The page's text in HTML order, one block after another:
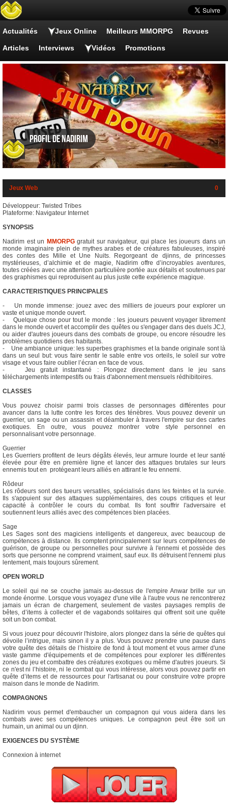
Actualités Jeux Online Meilleurs MMORPG Revues
Articles Interviews Vidéos Promotions
Profil de Nadirim
Jeux Web 0
Développeur: Twisted Tribes
Plateforme: Navigateur Internet
SYNOPSIS
Nadirim est un MMORPGgratuit sur navigateur, qui place les joueurs dans un
monde imaginaire plein de mythes arabes et de créatures fabuleuses, inspiré
des contes des Mille et Une Nuits. Regorgeant de djinns, de princesses
mystérieuses, d’alchimie et de magie, Nadirim offre d’incroyables aventures,
toutes créées avec une attention particulière portée aux détails et soutenues par
des graphismes qui reproduisent au plus juste cette expérience magique.
CARACTERISTIQUES PRINCIPALES
- Un monde immense: jouez avec des milliers de joueurs pour explorer un
vaste et unique monde ouvert.
- Quelque chose pour tout le monde : les joueurs peuvent voyager librement
dans le monde ouvert et accomplir des quêtes ou s'engager dans des duels JCJ,
ou aider d'autres joueurs dans des combats de groupe, ou encore résoudre les
problèmes quotidiens des habitants.
- Une ambiance unique: les superbes graphismes et la bande originale sont là
dans un seul but: vous faire sentir le sable entre vos orteils, le soleil sur votre
visage et vous faire oublier l’écran en face de vous.
- Jeu gratuit instantané : Plongez directement dans le jeu sans
téléchargements intempestifs ou frais d'abonnement mensuels rédhibitoires.
CLASSES
Vous pouvez choisir parmi trois classes de personnages différentes pour
avancer dans la lutte contre les forces des ténèbres. Vous pouvez devenir un
guerrier, un sage ou un assassin et déambuler à travers l'empire sur des cartes
exotiques. En outre, vous pouvez montrer votre style personnel en
personnalisant votre personnage.
Guerrier
Les Guerriers profitent de leurs dégâts élevés, leur armure lourde et leur santé
élevée pour être en première ligne et lancer des attaques brutales sur leurs
ennemis tout en protégeant leurs alliés en attirant le feu ennemi.
Rôdeur
Les rôdeurs sont des tueurs versatiles, spécialisés dans les feintes et la survie.
Ils s'appuient sur des attaques supplémentaires, des coups critiques et leur
capacité à contrôler le cours du combat. Ils font souffrir l'adversaire et
soutiennent leurs alliés avec des compétences bien placées.
Sage
Les Sages sont des magiciens intelligents et dangereux, avec beaucoup de
compétences à distance. Ils comptent principalement sur leurs compétences de
guérison, de groupe ou personnelles pour survivre à l'ennemi et possède des
sorts que personne ne comprend vraiment, sauf eux. Ils détruisent l'ennemi plus
lentement, mais toujours sûrement.
OPEN WORLD
Le soleil qui ne se couche jamais au-dessus de l'empire Anwar brille sur un
monde énorme. Lorsque vous voyagez d'une ville à l'autre vous ne rencontrerez
jamais un écran de chargement, seulement de vastes paysages remplis de
bêtes, d’items à collecter et de vagabonds solitaires qui offrent soit une quête
soit un bon combat.
Si vous jouez pour découvrir l'histoire, alors plongez dans la série de quêtes qui
dévoile l’intrigue, mais sinon il y a plus. Vous pouvez prendre une pause dans
votre quête des détails de l’histoire de fond à tout moment et vous armer d'une
vaste gamme d'équipements et de compétences pour explorer les différentes
zones du jeu et combattre des créatures exotiques ou même d'autres joueurs. Si
ce n'est ni l’histoire, ni le combat qui vous intéresse, alors vous pouvez partir en
quête d’items et de ressources pour l'artisanat ou pour construire votre propre
maison dans le monde de Nadirim.
COMPAGNONS
Nadirim vous permet d'embaucher un compagnon qui vous aidera dans les
combats avec ses compétences uniques. Le compagnon peut être soit un
humain, un animal ou un djinn.
EXIGENCES DU SYSTÈME
Connexion à internet